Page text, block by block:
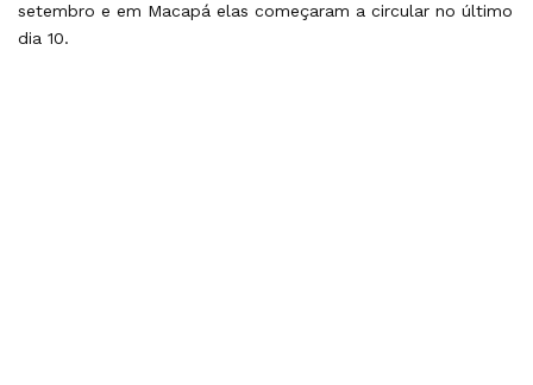
setembro e em Macapá elas começaram a circular no último
dia 10.